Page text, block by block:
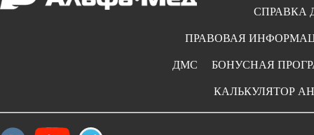
СПРАВКА
ПРАВОВАЯ
БОНУСНАЯ
ДМС
КАЛЬКУЛЯТОР